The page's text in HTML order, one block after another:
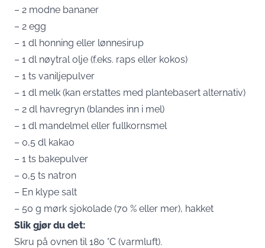
– 2 modne bananer
– 2 egg
– 1 dl honning eller lønnesirup
– 1 dl nøytral olje (f.eks. raps eller kokos)
– 1 ts vaniljepulver
– 1 dl melk (kan erstattes med plantebasert alternativ)
– 2 dl havregryn (blandes inn i mel)
– 1 dl mandelmel eller fullkornsmel
– 0,5 dl kakao
– 1 ts bakepulver
– 0,5 ts natron
– En klype salt
– 50 g mørk sjokolade (70 % eller mer), hakket
Slik gjør du det:
Skru på ovnen til 180 °C (varmluft).